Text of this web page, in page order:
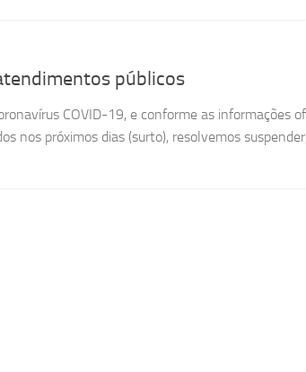
públicos
COVID-19, e conforme as informações
nos próximos dias (surto), resolvemos